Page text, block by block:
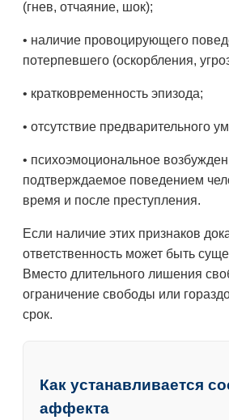
(гнев, отчаяние, шок);
• наличие провоцирующего
потерпевшего (оскорбления,
• кратковременность эпизода;
• отсутствие предварительного
• психоэмоциональное
подтверждаемое поведением
время и после преступления.
Если наличие этих признаков
ответственность может быть
Вместо длительного лишения
ограничение свободы или
срок.
Как устанавливается
аффекта